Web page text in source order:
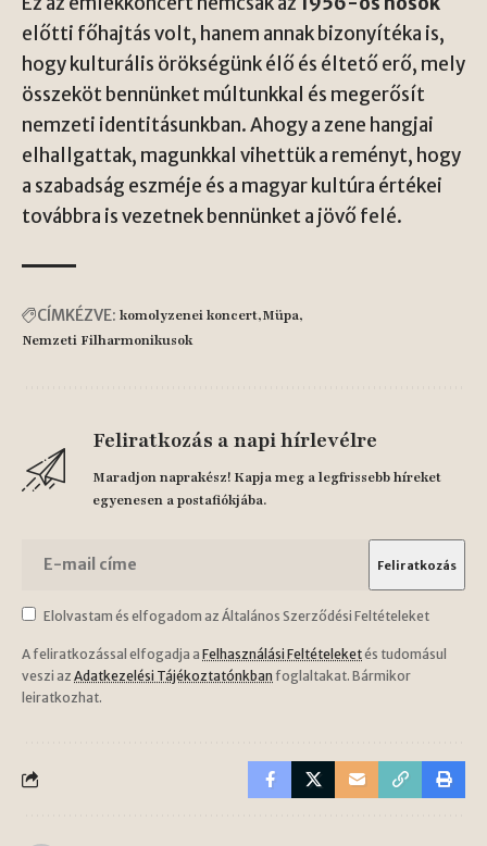
előtti főhajtás volt, hanem annak bizonyítéka is,
hogy kulturális örökségünk élő és éltető erő, mely
összeköt bennünket múltunkkal és megerősít
nemzeti identitásunkban. Ahogy a zene hangjai
elhallgattak, magunkkal vihettük a reményt, hogy
a szabadság eszméje és a magyar kultúra értékei
továbbra is vezetnek bennünket a jövő felé.
CÍMKÉZVE: komolyzenei koncert Müpa
Nemzeti Filharmonikusok
Feliratkozás a napi hírlevélre
Maradjon naprakész! Kapja meg a legfrissebb híreket
egyenesen a postafiókjába.
Elolvastam és elfogadom az Általános Szerződési Feltételeket
A feliratkozással elfogadja a Felhasználási Feltételeketés tudomásul
veszi az Adatkezelési Tájékoztatónkban foglaltakat. Bármikor
leiratkozhat.